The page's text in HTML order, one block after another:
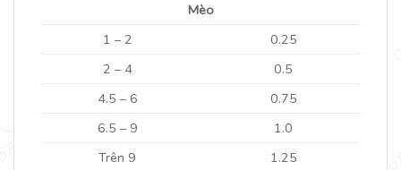
Mèo
1 – 2
0.25
2 – 4
0.5
4.5 – 6
0.75
6.5 – 9
1.0
Trên 9
1.25